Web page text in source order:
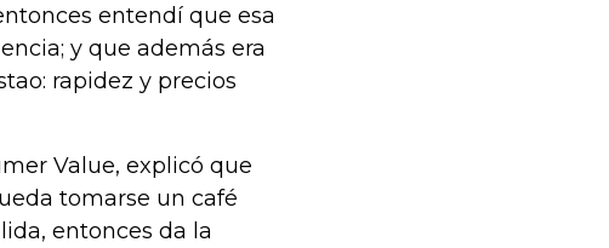
entendí que esa
y que además era
rapidez y precios
Value, explicó que
tomarse un café
entonces da la